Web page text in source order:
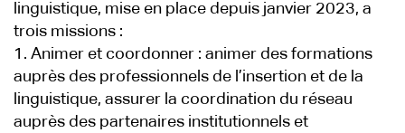
linguistique, mise en place depuis janvier 2023, a
trois missions :
1. Animer et coordonner : animer des formations
auprès des professionnels de l’insertion et de la
linguistique, assurer la coordination du réseau
auprès des partenaires institutionnels et